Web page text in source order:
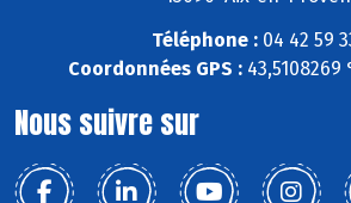
Téléphone : 04 42 59
Coordonnées GPS :43,5108269
Nous suivre sur